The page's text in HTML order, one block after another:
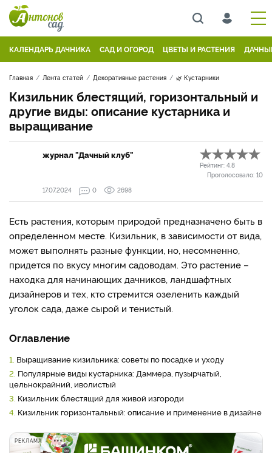
КАЛЕНДАРЬ ДАЧНИКА САД И ОГОРОД ЦВЕТЫ И РАСТЕНИЯ
Главная Лента статей Декоративные растения 🌿 Кустарники
Кизильник блестящий, горизонтальный и
другие виды: описание кустарника и
выращивание
журнал "Дачный клуб"
Рейтинг: 4.8
Проголосовало: 10
17.07.2024
0 2698
Есть растения, которым природой предназначено быть в
определенном месте. Кизильник, в зависимости от вида,
может выполнять разные функции, но, несомненно,
придется по вкусу многим садоводам. Это растение –
находка для начинающих дачников, ландшафтных
дизайнеров и тех, кто стремится озеленить каждый
уголок сада, даже сырой и тенистый.
Оглавление
1. Выращивание кизильника: советы по посадке и уходу
2. Популярные виды кустарника: Даммера, пузырчатый,
цельнокрайний, иволистый
3. Кизильник блестящий для живой изгороди
4. Кизильник горизонтальный: описание и применение в дизайне
РЕКЛАМА